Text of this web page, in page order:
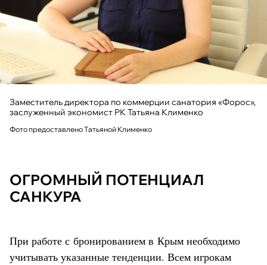
Заместитель директора по коммерции санатория «Форос»,
заслуженный экономист РК Татьяна Клименко
Фото предоставлено Татьяной Клименко
ОГРОМНЫЙ ПОТЕНЦИАЛ
САНКУРА
При работе с бронированием в Крым необходимо
учитывать указанные тенденции. Всем игрокам